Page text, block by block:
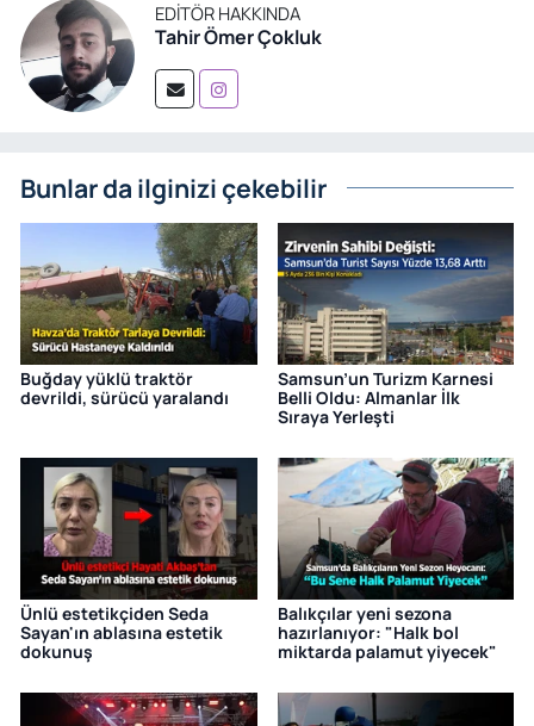
EDITÖR HAKKINDA
Tahir Ömer Çokluk
Bunlar da ilginizi çekebilir
Buğday yüklü traktör
devrildi, sürücü yaralandı
Samsun’un Turizm Karnesi
Belli Oldu: Almanlar İlk
Sıraya Yerleşti
Ünlü estetikçiden Seda
Sayan'ın ablasına estetik
dokunuş
Balıkçılar yeni sezona
hazırlanıyor: "Halk bol
miktarda palamut yiyecek"